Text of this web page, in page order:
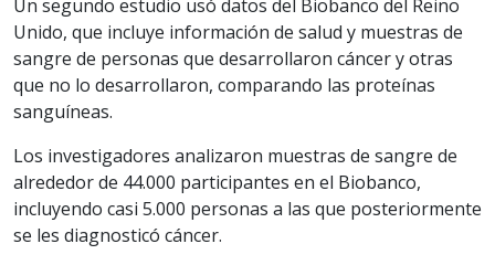
Un segundo estudio usó datos del Biobanco del Reino
Unido, que incluye información de salud y muestras de
sangre de personas que desarrollaron cáncer y otras
que no lo desarrollaron, comparando las proteínas
sanguíneas.
Los investigadores analizaron muestras de sangre de
alrededor de 44.000 participantes en el Biobanco,
incluyendo casi 5.000 personas a las que posteriormente
se les diagnosticó cáncer.